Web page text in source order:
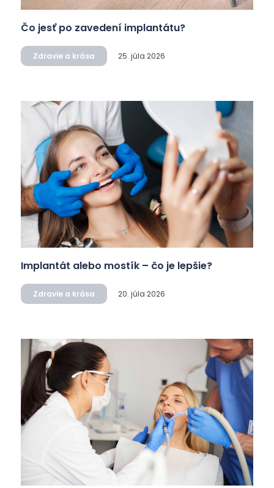
Čo jesť po zavedení implantátu?
Zdravie a krása 25. júla 2026
Implantát alebo mostík – čo je lepšie?
Zdravie a krása 20. júla 2026